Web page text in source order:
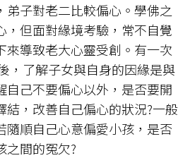
弟子對老二比較偏心。學佛之
，但面對緣境考驗，常不自覺
來導致老大心靈受創。有一次
，了解子女與自身的因緣是與
自己不要偏心以外，是否要開
結，改善自己偏心的狀況?一般
隨順自己心意偏愛小孩，是否
之間的冤欠?